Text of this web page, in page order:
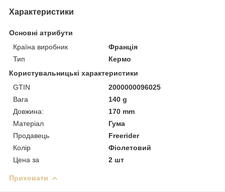
Характеристики
Основні атрибути
Країна виробник
Франція
Тип
Кермо
Користувальницькі характеристики
GTIN
2000000096025
Вага
140 g
Довжина:
170 mm
Матеріал
Гума
Продавець
Freerider
Колір
Фіолетовий
Цена за
2 шт
Приховати